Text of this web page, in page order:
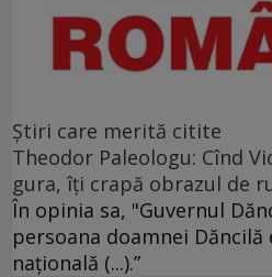
Ştiri care merită citite
Theodor Paleologu: Cînd
gura, îţi crapă obrazul de
În opinia sa, "Guvernul
persoana doamnei Dăncilă
naţională (...).”